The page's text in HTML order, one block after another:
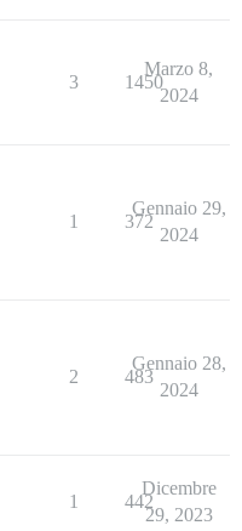
3 1450
Marzo 8,
2024
1 372
Gennaio 29,
2024
2 483
Gennaio 28,
2024
1 442
Dicembre
29, 2023